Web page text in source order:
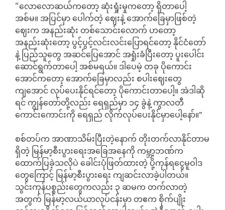
“လောလောဆယ်ကတော့ ဆုံးရှုံးမှုကတော့ ရှိတာပေါ့
အစ်မ။ အပြင်မှာ ပေါက်တဲ့ ဈေးနဲ့ အောက်ခြေမှာဖြစ်တဲ့
ဈေးက အနည်းဆုံး တစ်သောင်းလောက် ဟတော့
အနည်းဆုံးတော့ ပွင့်ပွင့်လင်းလင်းပြောရင်တော့ နိုင်ငံတော်
နဲ့ ပြည်သူတွေ အဆင်ပြေအောင် အရှုံးခံပြီးတော့ ပူးပေါင်း
ဆောင်ရွက်တာပေါ့ အစ်မရယ်။ ဒါပေမဲ့ တခု ပိုကောင်း
အောင်ကတော့ အောက်ခြေမှာလည်း စပါးဈေးတွေ
ကျအောင် လုပ်ပေးနိုင်ရင်တော့ ပိုကောင်းတာပေါ့။ အဲဒါဆို
ရင် ကျွန်တော်တို့လည်း ရေရှည်မှာ ၁၄ ခွဲနဲ့ ကွာလတီ
ကောင်းကောင်းကို ရေရှည် လိုက်လုပ်ပေးနိုင်မှာပေါ့နော်။”
စစ်တပ်က အာဏာသိမ်းပြီးတဲ့နောက် တိုးတက်လာနိုင်တာမ
ရှိတဲ့ မြန်မာ့စီးပွားရေးအခြေအနေကို ကမ္ဘာ့ဘဏ်က
ထောက်ပြခဲ့သလိုပဲ ခေါင်းပုံဖြတ်ထားတဲ့ ပို့ကုန်ရငွေမူဝါဒ
တွေကြောင့် မြန်မာ့စီးပွားရေး ကျဆင်းလာခဲ့ပါတယ်။
သွင်းကုန်ပစ္စည်းတွေကလည်း ၃ ဆမက တက်လာတဲ့
အတွက် မြန်မာ့လယ်ယာလုပ်ငန်းမှာ တဧက စိုက်ပျိုး